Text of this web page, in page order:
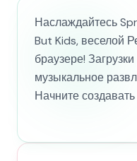
Наслаждайтесь
But Kids, веселой
браузере!
музыкальное
Начните